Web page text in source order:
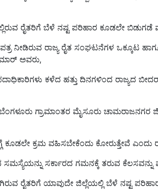
ರೈತರಿಗೆ ಬೆಳೆ ನಷ್ಟ ಪರಿಹಾರ ಕೂಡಲೇ
ನೀಡಿರುವ ರಾಜ್ಯ ರೈತ ಸಂಘಟನೆಗಳ ಒಕ್ಕೂಟ ಹಾಗೂ
ಅವರು,
ಕಳೆದ ಹತ್ತು ದಿನಗಳಿಂದ ರಾಜ್ಯದ
ಗ್ರಾಮಾಂತರ ಮೈಸೂರು ಚಾಮರಾಜನಗರ
ಕೂಡಲೇ ಕ್ರಮ ವಹಿಸಬೇಕೆಂದು ಕೋರುತ್ತೇವೆ ಎಂದು
ಸರ್ಕಾರದ ಗಮನಕ್ಕೆ ತರುವ ಕೆಲಸವನ್ನು
ರೈತರಿಗೆ ಯಾವುದೇ ಜಿಲ್ಲೆಯಲ್ಲಿ ಬೆಳೆ ನಷ್ಟ